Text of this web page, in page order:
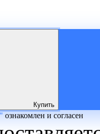
Купить
ознакомлен и согласен